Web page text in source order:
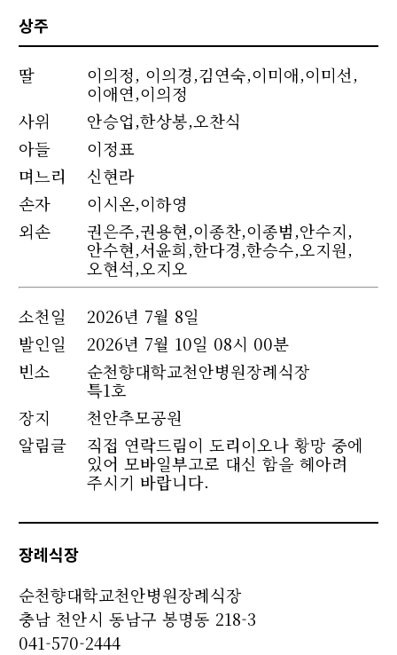
상주
딸
이의정, 이의경,김연숙,이미애,이미선,
이애연,이의정
사위
안승업,한상봉,오찬식
아들
이정표
며느리
신현라
손자
이시온,이하영
외손
권은주,권용현,이종찬,이종범,안수지,
안수현,서윤희,한다경,한승수,오지원,
오현석,오지오
소천일
2026년 7월 8일
발인일
2026년 7월 10일 08시 00분
빈소
순천향대학교천안병원장례식장
특1호
장지
천안추모공원
알림글
직접 연락드림이 도리이오나 황망 중에
있어 모바일부고로 대신 함을 헤아려
주시기 바랍니다.
장례식장
순천향대학교천안병원장례식장
충남 천안시 동남구 봉명동 218-3
041-570-2444